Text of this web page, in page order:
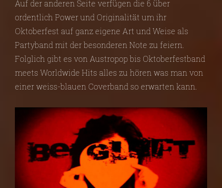
Auf der anderen Seite verfügen die 6 über
ordentlich Power und Originalität um ihr
Oktoberfest auf ganz eigene Art und Weise als
Partyband mit der besonderen Note zu feiern.
Folglich gibt es von Austropop bis Oktoberfestband
meets Worldwide Hits alles zu hören was man von
einer weiss-blauen Coverband so erwarten kann.